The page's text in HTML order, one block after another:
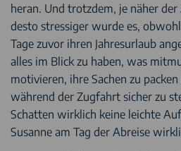
heran. Und trotzdem, je näher
desto stressiger wurde es,
Tage zuvor ihren Jahresurlaub
alles im Blick zu haben, was
motivieren, ihre Sachen zu
während der Zugfahrt sicher zu
Schatten wirklich keine leichte
Susanne am Tag der Abreise